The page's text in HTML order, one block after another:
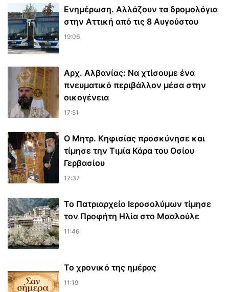
Ενημέρωση. Αλλάζουν τα δρομολόγια
στην Αττική από τις 8 Αυγούστου
19:06
Αρχ. Αλβανίας: Να χτίσουμε ένα
πνευματικό περιβάλλον μέσα στην
οικογένεια
17:51
Ο Μητρ. Κηφισίας προσκύνησε και
τίμησε την Τιμία Κάρα του Οσίου
Γερβασίου
17:37
Το Πατριαρχείο Ιεροσολύμων τίμησε
τον Προφήτη Ηλία στο Μααλούλε
11:46
Το χρονικό της ημέρας
11:19